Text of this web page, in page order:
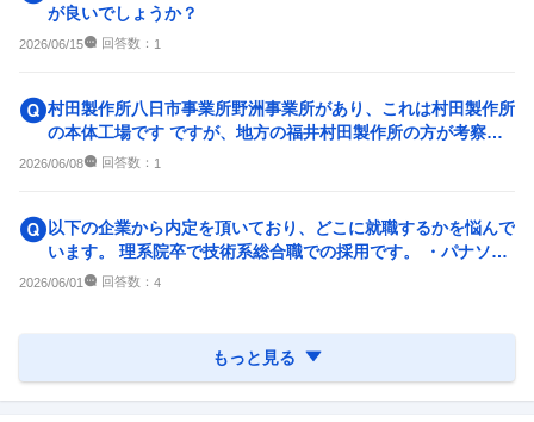
が良いでしょうか？
2026/06/15 回答数： 1
村田製作所八日市事業所野洲事業所があり、これは村田製作所
の本体工場です ですが、地方の福井村田製作所の方が考察。
ライオンプレートの交代...
2026/06/08 回答数： 1
以下の企業から内定を頂いており、どこに就職するかを悩んで
います。 理系院卒で技術系総合職での採用です。 ・パナソニ
ックエレクトリックワ...
2026/06/01 回答数： 4
もっと見る